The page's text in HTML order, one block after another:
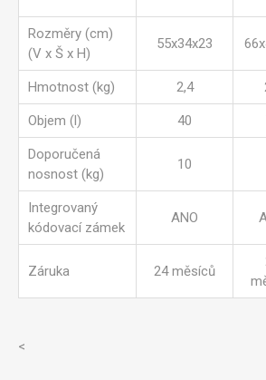
Rozměry (cm)
(V x Š x H)
55x34x23
Hmotnost (kg) 2,4
Objem (l) 40
Doporučená
nosnost (kg)
10
Integrovaný
kódovací zámek
ANO
Záruka 24 měsíců
<